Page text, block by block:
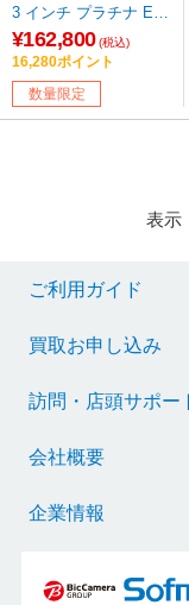
3 インチ プラチナ EP
2-31880 【sof001】
¥162,800 (税込)
16,280ポイント
数量限定
表示
ご利用ガイド
買取お申し込み
訪問・店頭サポー
会社概要
企業情報